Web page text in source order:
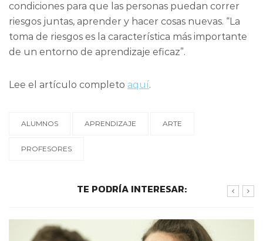
condiciones para que las personas puedan correr
riesgos juntas, aprender y hacer cosas nuevas. “La
toma de riesgos es la característica más importante
de un entorno de aprendizaje eficaz”.
Lee el artículo completo aquí.
ALUMNOS APRENDIZAJE ARTE
PROFESORES
TE PODRÍA INTERESAR: